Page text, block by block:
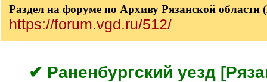
Раздел на форуме по Архиву Рязанской
https://forum.vgd.ru/512/
✔ Раненбургский уезд